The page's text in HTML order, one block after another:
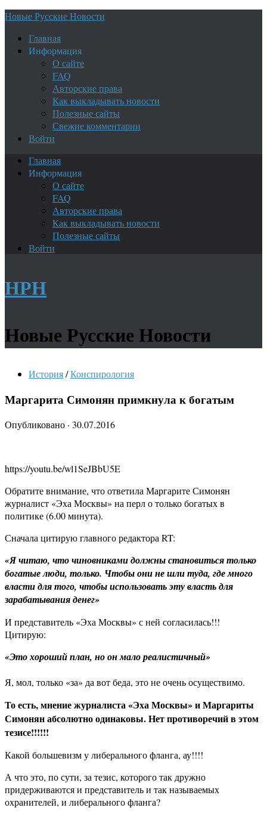
Новые Русские Новости
Главная
Информация
О сайте
FAQ
Авторские права
Как выкладывать новости
Полезные сайты
Свежие комментарии
Войти
Главная
Информация
О сайте
FAQ
Авторские права
Как выкладывать новости
Полезные сайты
Войти
НРН
Новые Русские Новости
История/Конспирология
Маргарита Симонян примкнула к богатым
Опубликовано · 30.07.2016
https://youtu.be/wl1SeJBbU5E
Обратите внимание, что ответила Маргарите Симонян
журналист «Эха Москвы» на перл о только богатых в
политике (6.00 минута).
Сначала цитирую главного редактора RT:
«Я читаю, что чиновниками должны становиться только
богатые люди, только. Чтобы они не шли туда, где много
власти для того, чтобы использовать эту власть для
зарабатывания денег»
И представитель «Эха Москвы» с ней согласилась!!!
Цитирую:
«Это хороший план, но он мало реалистичный»
Я, мол, только «за» да вот беда, это не очень осуществимо.
То есть, мнение журналиста «Эха Москвы» и Маргариты
Симонян абсолютно одинаковы. Нет противоречий в этом
тезисе!!!!!!
Какой большевизм у либерального фланга, ау!!!!
А что это, по сути, за тезис, которого так дружно
придерживаются и представитель и так называемых
охранителей, и либерального фланга?